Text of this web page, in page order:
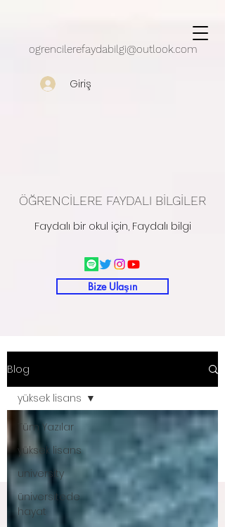
ogrencilerefaydabilgi@outlook.com
Giriş
ÖĞRENCİLERE FAYDALI BİLGİLER
Faydalı bir okul için, Faydalı bilgi
Bize Ulaşın
Blog
Tüm Yazılar
yüksek lisans
university
üniversitede
hayat
yüksek lisans